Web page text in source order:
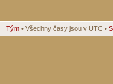
Tým • Všechny časy jsou v UTC •